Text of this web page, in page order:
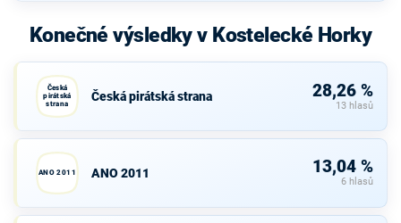
Konečné výsledky v Kostelecké Horky
Česká
pirátská
strana
Česká pirátská strana 28,26 %
13 hlasů
ANO 2011 ANO 2011 13,04 %
6 hlasů